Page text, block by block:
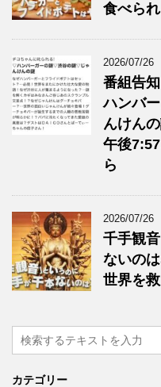
食べら
2026/07/26
番組告
ハンバ
んけん
午後
ら
2026/07/26
千手観
ないの
世界を
カテゴリー